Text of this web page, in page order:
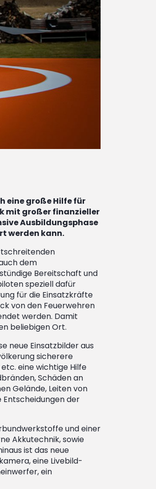
eine große Hilfe für
mit großer finanzieller
Ausbildungsphase
werden kann.
dem
Bereitschaft und
speziell dafür
für die Einsatzkräfte
von den Feuerwehren
werden. Damit
beliebigen Ort.
neue Einsatzbilder aus
sicherere
eine wichtige Hilfe
Schäden an
Gelände, Leiten von
Entscheidungen der
und einer
Akkutechnik, sowie
ist das neue
eine Livebild-
ein